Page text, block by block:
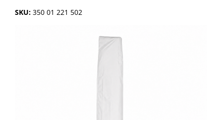
SKU: 350 01 221 502